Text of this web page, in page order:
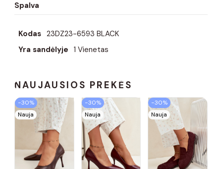
Spalva
Kodas 23DZ23-6593 BLACK
Yra sandėlyje 1 Vienetas
NAUJAUSIOS PREKĖS
−30%
Nauja
−30%
Nauja
−30%
Nauja